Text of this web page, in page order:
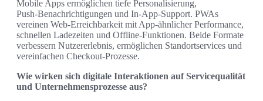
Mobile Apps ermöglichen tiefe Personalisierung,
Push‑Benachrichtigungen und In‑App‑Support. PWAs
vereinen Web‑Erreichbarkeit mit App‑ähnlicher Performance,
schnellen Ladezeiten und Offline‑Funktionen. Beide Formate
verbessern Nutzererlebnis, ermöglichen Standortservices und
vereinfachen Checkout‑Prozesse.
Wie wirken sich digitale Interaktionen auf Servicequalität
und Unternehmensprozesse aus?